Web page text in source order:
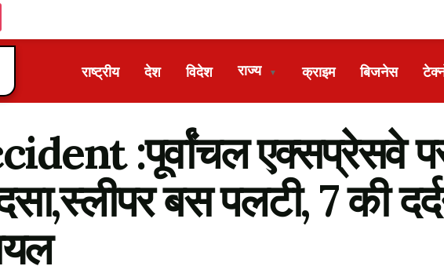
राष्ट्रीय देश विदेश राज्य ▼ क्राइम बिजनेस
:पूर्वांचल एक्सप्रेसवे
बस पलटी, 7 की